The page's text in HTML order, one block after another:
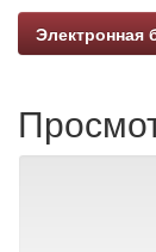
Электронная